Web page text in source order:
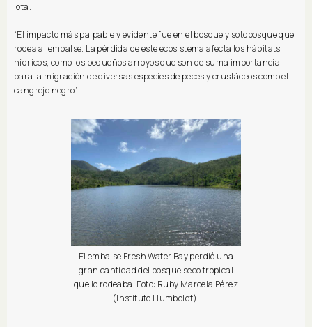
Iota.
“El impacto más palpable y evidente fue en el bosque y sotobosque que
rodea al embalse. La pérdida de este ecosistema afecta los hábitats
hídricos, como los pequeños arroyos que son de suma importancia
para la migración de diversas especies de peces y crustáceos como el
cangrejo negro”.
El embalse Fresh Water Bay perdió una
gran cantidad del bosque seco tropical
que lo rodeaba. Foto: Ruby Marcela Pérez
(Instituto Humboldt).